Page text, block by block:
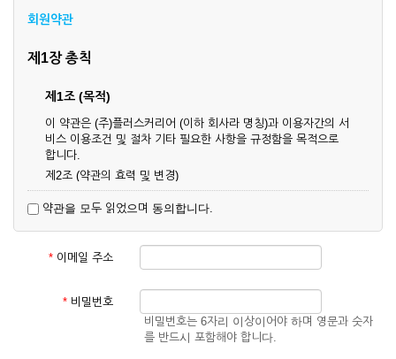
회원약관
제1장 총칙
제1조 (목적)
이 약관은 (주)플러스커리어 (이하 회사라 명칭)과 이용자간의 서
비스 이용조건 및 절차 기타 필요한 사항을 규정함을 목적으로
합니다.
제2조 (약관의 효력 및 변경)
업상 중요 하거나 합리적인 사유가 발생할 경우 온라인 공사를
통하여 변경할 수 있습니다.
② 회원은 변경된 약관에 동의하지 않을 경우 서비스 이용을 중
단하고 이용계약을 해지할 수 있습니다. 약관의 효력 발생일 이
것으로 간주됩니다.
제3조 (약관의 외 준칙)
약관을 모두 읽었으며 동의합니다.
* 이메일 주소
* 비밀번호
비밀번호는 6자리 이상이어야 하며 영문과 숫자
를 반드시 포함해야 합니다.